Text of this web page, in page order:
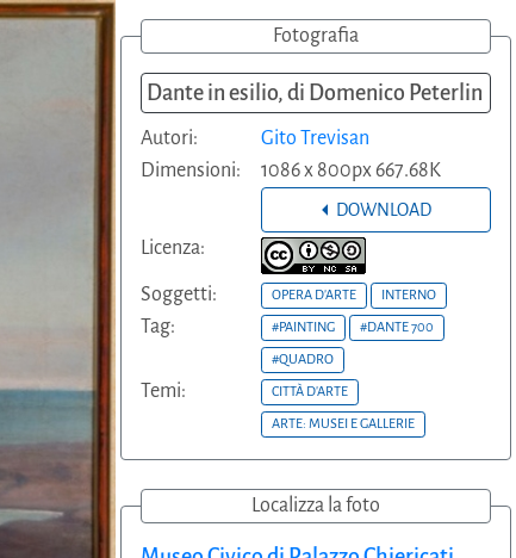
Fotografia
Dante in esilio, di Domenico Peterlin
Autori:
Gito Trevisan
Dimensioni:
1086 x 800px 667.68K
DOWNLOAD
Licenza:
Soggetti: OPERA D'ARTE INTERNO
Tag: #PAINTING #DANTE 700
#QUADRO
Temi: CITTÀ D'ARTE
ARTE: MUSEI E GALLERIE
Localizza la foto